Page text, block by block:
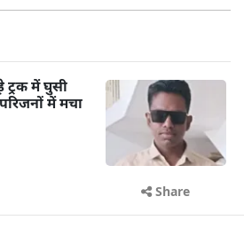
में घुसी
में मचा
Share